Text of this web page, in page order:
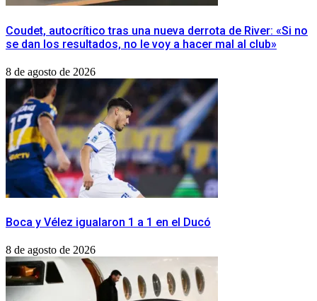
Coudet, autocrítico tras una nueva derrota de River: «Si no
se dan los resultados, no le voy a hacer mal al club»
8 de agosto de 2026
Boca y Vélez igualaron 1 a 1 en el Ducó
8 de agosto de 2026